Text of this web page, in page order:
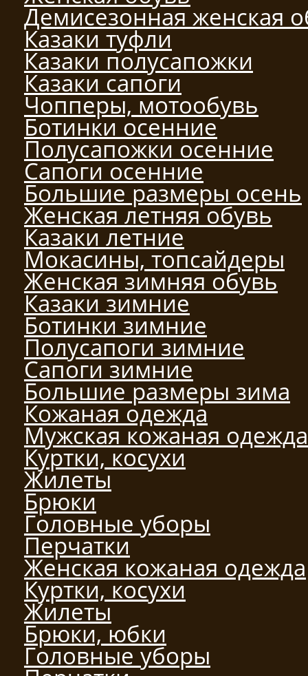
Демисезонная женская
Казаки туфли
Казаки полусапожки
Казаки сапоги
Чопперы, мотообувь
Ботинки осенние
Полусапожки осенние
Сапоги осенние
Большие размеры осень
Женская летняя обувь
Казаки летние
Мокасины, топсайдеры
Женская зимняя обувь
Казаки зимние
Ботинки зимние
Полусапоги зимние
Сапоги зимние
Большие размеры зима
Кожаная одежда
Мужская кожаная одежда
Куртки, косухи
Жилеты
Брюки
Головные уборы
Перчатки
Женская кожаная одежда
Куртки, косухи
Жилеты
Брюки, юбки
Головные уборы